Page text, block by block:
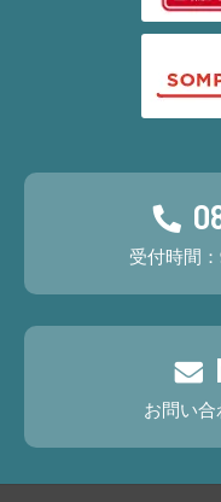
受付時間
お問い合